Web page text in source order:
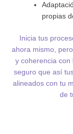
propias
Inicia tus
ahora mismo,
y coherencia
seguro que así
alineados con tu
de